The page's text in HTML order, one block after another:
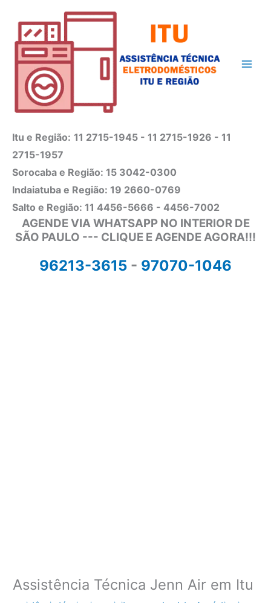
conteúdo
Itu e Região: 11 2715-1945 - 11 2715-1926 - 11
2715-1957
Sorocaba e Região: 15 3042-0300
Indaiatuba e Região: 19 2660-0769
Salto e Região: 11 4456-5666 - 4456-7002
AGENDE VIA WHATSAPP NO INTERIOR DE
SÃO PAULO --- CLIQUE E AGENDE AGORA!!!
96213-3615 - 97070-1046
Assistência Técnica Jenn Air em Itu